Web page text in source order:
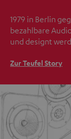
1979 in Berlin
bezahlbare
und designt
Zur Teufel Story